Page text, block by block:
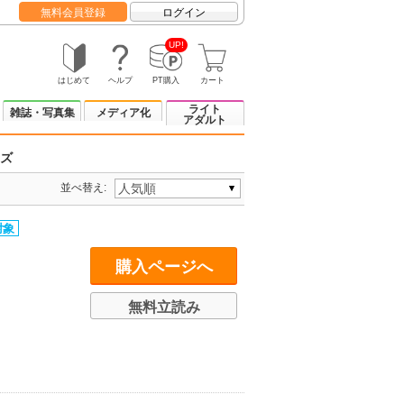
無料会員登録 ログイン
はじめて ヘルプ
UP!
PT購入 カート
雑誌・写真集 メディア化
ライト
アダルト
並べ替え:
購入ページへ
無料立読み